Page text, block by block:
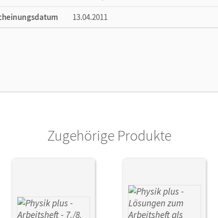
13.04.2011
Backhaus, Udo; Burzin, Stefan
Zugehörige Produkte